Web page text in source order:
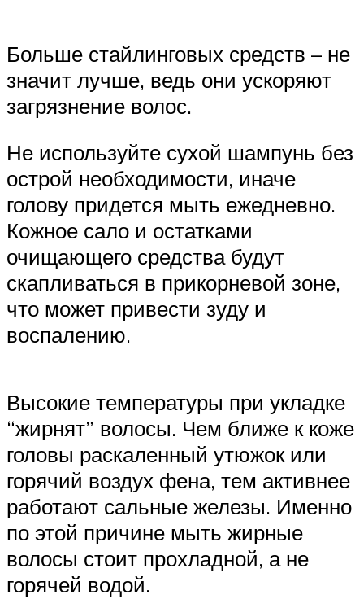
Больше стайлинговых средств – не
значит лучше, ведь они ускоряют
загрязнение волос.
Не используйте сухой шампунь без
острой необходимости, иначе
голову придется мыть ежедневно.
Кожное сало и остатками
очищающего средства будут
скапливаться в прикорневой зоне,
что может привести зуду и
воспалению.
Высокие температуры при укладке
“жирнят” волосы. Чем ближе к коже
головы раскаленный утюжок или
горячий воздух фена, тем активнее
работают сальные железы. Именно
по этой причине мыть жирные
волосы стоит прохладной, а не
горячей водой.